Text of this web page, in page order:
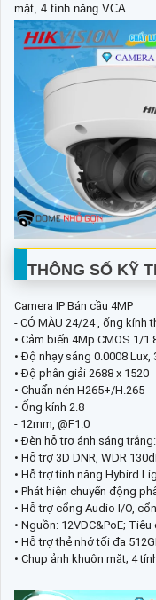
mặt, 4 tính năng VCA
THÔNG SỐ KỸ
Camera IP Bán cầu 4MP
- CÓ MÀU 24/24 , ống kính
• Cảm biến 4Mp CMOS 1/
• Độ nhạy sáng 0.0008
• Độ phân giải 2688 x 1520
• Chuẩn nén H265+/H.265
• Ống kính 2.8
- 12mm, @F1.0
• Đèn hỗ trợ ánh sáng
• Hỗ trợ 3D DNR, WDR
• Hỗ trợ tính năng Hybird
• Phát hiện chuyển động
• Hỗ trợ cổng Audio I/O,
• Nguồn: 12VDC&PoE; Tiêu
• Hỗ trợ thẻ nhớ tối đa
• Chụp ảnh khuôn mặt; 4